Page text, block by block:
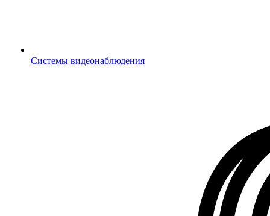
Системы видеонаблюдения